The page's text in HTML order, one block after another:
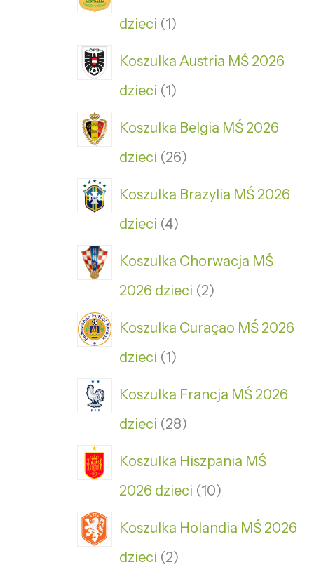
dzieci 1
Koszulka Austria MŚ 2026
dzieci 1
Koszulka Belgia MŚ 2026
dzieci 26
Koszulka Brazylia MŚ 2026
dzieci 4
Koszulka Chorwacja MŚ
2026 dzieci 2
Koszulka Curaçao MŚ 2026
dzieci 1
Koszulka Francja MŚ 2026
dzieci 28
Koszulka Hiszpania MŚ
2026 dzieci 10
Koszulka Holandia MŚ 2026
dzieci 2